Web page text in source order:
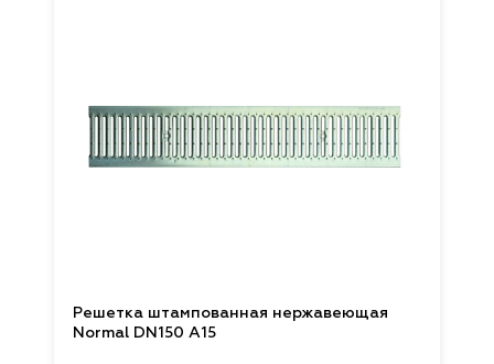
Решетка штампованная нержавеющая
Normal DN150 A15